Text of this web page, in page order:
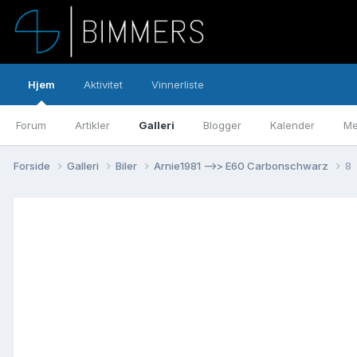
Hjem
Forum Artikler Galleri Blogger Kalender
Aktivitet Vinnerliste
Forside Galleri Biler Arnie1981 -->> E60 Carbonschwarz 8